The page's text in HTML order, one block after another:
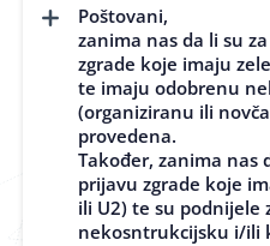
Poštovani,
zanima nas da li su
zgrade koje imaju
te imaju odobrenu
(organiziranu ili
provedena.
Također, zanima nas
prijavu zgrade koje
ili U2) te su podnijele
nekosntrukcijsku i/ili